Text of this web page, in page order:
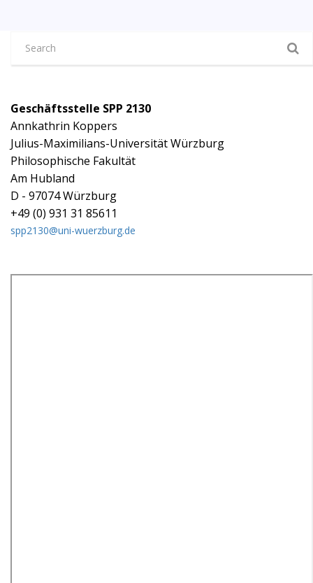
Geschäftsstelle SPP 2130
Annkathrin Koppers
Julius-Maximilians-Universität Würzburg
Philosophische Fakultät
Am Hubland
D - 97074 Würzburg
+49 (0) 931 31 85611
spp2130@uni-wuerzburg.de